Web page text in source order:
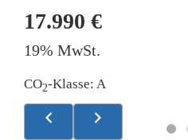
17.990 €
19% MwSt.
CO2-Klasse: A